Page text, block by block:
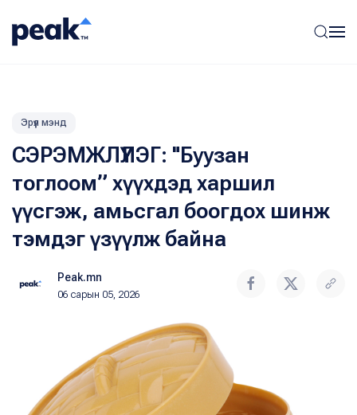
Эрүүл мэнд
СЭРЭМЖЛҮҮЛЭГ: "Буузан
тоглоом” хүүхдэд харшил
үүсгэж, амьсгал боогдох шинж
тэмдэг үзүүлж байна
Peak.mn
06 сарын 05, 2026